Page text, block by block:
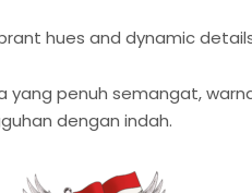
hues and dynamic
yang penuh semangat,
dengan indah.